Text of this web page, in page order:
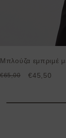
Μπλούζα εμπριμέ
€65,00 €45,50